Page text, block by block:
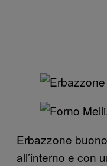
Erbazzone
all’interno e con